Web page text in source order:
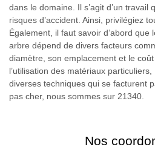
dans le domaine. Il s’agit d’un travail
risques d’accident. Ainsi, privilégiez
Également, il faut savoir d’abord que
arbre dépend de divers facteurs
diamètre, son emplacement et le
l’utilisation des matériaux
diverses techniques qui se facturent
pas cher, nous sommes sur 21340.
Nos